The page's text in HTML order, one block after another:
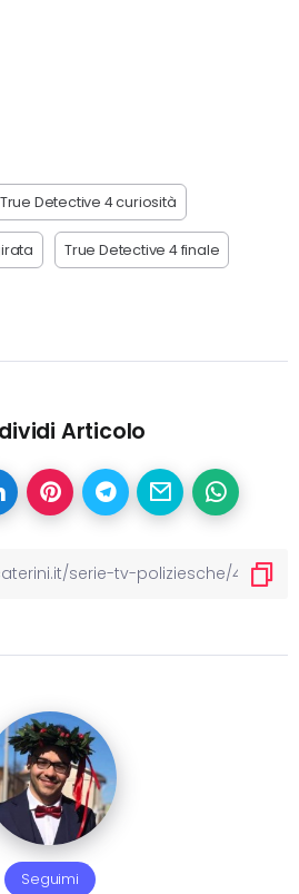
True Detective 4 curiosità
True Detective 4 finale
Articolo
Seguimi